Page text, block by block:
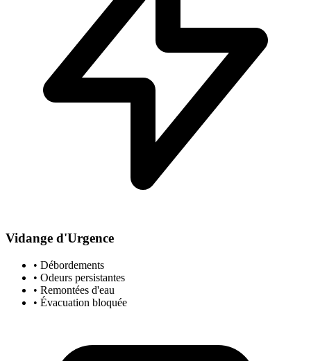
Vidange d'Urgence
• Débordements
• Odeurs persistantes
• Remontées d'eau
• Évacuation bloquée